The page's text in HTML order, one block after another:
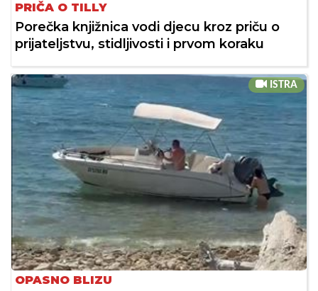
PRIČA O TILLY
Porečka knjižnica vodi djecu kroz priču o
prijateljstvu, stidljivosti i prvom koraku
ISTRA
OPASNO BLIZU